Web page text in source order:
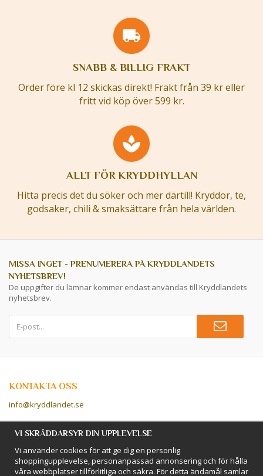
SNABB & BILLIG FRAKT
Order före kl 12 skickas direkt! Frakt från 39 kr eller
fritt vid köp över 599 kr.
ALLT FÖR KRYDDHYLLAN
Hitta precis det du söker och mer därtill! Kryddor, te,
godsaker, chili & smaksättare från hela världen.
MISSA INGET - PRENUMERERA PÅ KRYDDLANDETS
NYHETSBREV!
De uppgifter du lämnar kommer endast användas till Kryddlandets
nyhetsbrev.
KONTAKTA OSS
info@kryddlandet.se
Följ oss på Facebook!
Följ oss på Instagram!
VI SKRÄDDARSYR DIN UPPLEVELSE
Vi använder cookies för att ge dig en personlig
shoppingupplevelse, personanpassad annonsering och för hålla
våra webbplatser tillförlitliga och säkra. För detta ändamål samlar